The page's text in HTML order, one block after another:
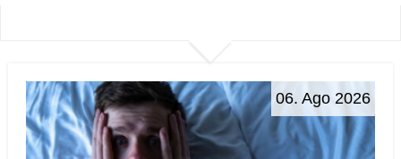
06. Ago 2026